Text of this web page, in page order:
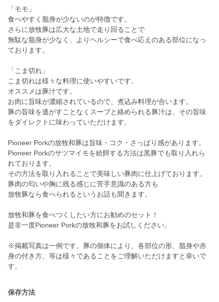
「モモ」
食べやすく脂身が少ないのが特徴です。
さらに放牧豚は広大な土地で走り回ることで
無駄な脂身が少なく、よりヘルシーで食べ応えのある部位になっ
ております。
「こま切れ」
こま切れは様々な料理に使いやすいです。
オススメは豚汁です。
お肉に旨味が濃縮されているので、煮込み料理が合います。
豚の旨味を逃がすことなくスープと絡められる豚汁は、その旨味
をダイレクトに味わっていただけます。
Pioneer Porkの放牧和豚は旨味・コク・さっぱり感があります。
Pioneer Porkのサツマイモを給餌する方法は黒豚でも取り入れら
れております。
その方法を取り入れることで美味しい豚肉に仕上げております。
豚肉の匂いや胸に残る感じに苦手意識のある方も
放牧豚なら食べられるというお話も聞きます。
放牧和豚を食べつくしたい方にお勧めのセット！
是非一度Pioneer Porkの放牧和豚をお試しください。
※掲載写真は一例です。豚の個体により、各部位の形、脂身や赤
身の付き方、等は様々であることをご理解いただけますと幸いで
す。
保存方法